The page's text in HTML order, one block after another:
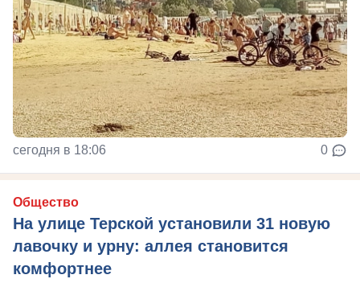
сегодня в 18:06 0
Общество
На улице Терской установили 31 новую
лавочку и урну: аллея становится
комфортнее